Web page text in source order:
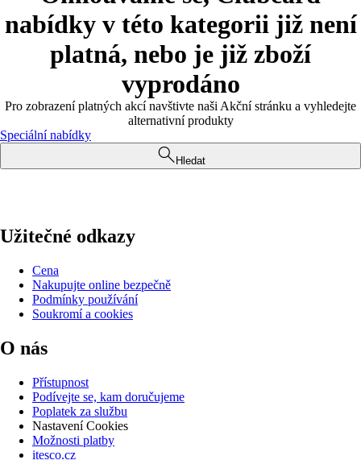
nabídky v této kategorii již není
platná, nebo je již zboží
vyprodáno
Pro zobrazení platných akcí navštivte naši Akční stránku a vyhledejte
alternativní produkty
Speciální nabídky
Hledat
Užitečné odkazy
Cena
Nakupujte online bezpečně
Podmínky používání
Soukromí a cookies
O nás
Přístupnost
Podívejte se, kam doručujeme
Poplatek za službu
Nastavení Cookies
Možnosti platby
itesco.cz